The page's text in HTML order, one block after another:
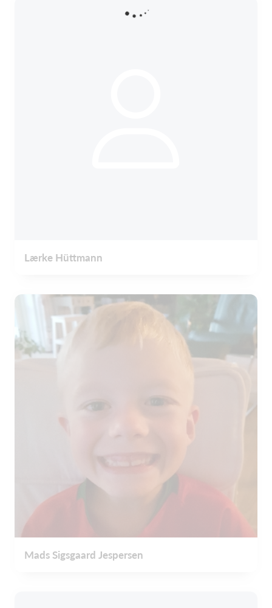
Lærke Hüttmann
Mads Sigsgaard Jespersen